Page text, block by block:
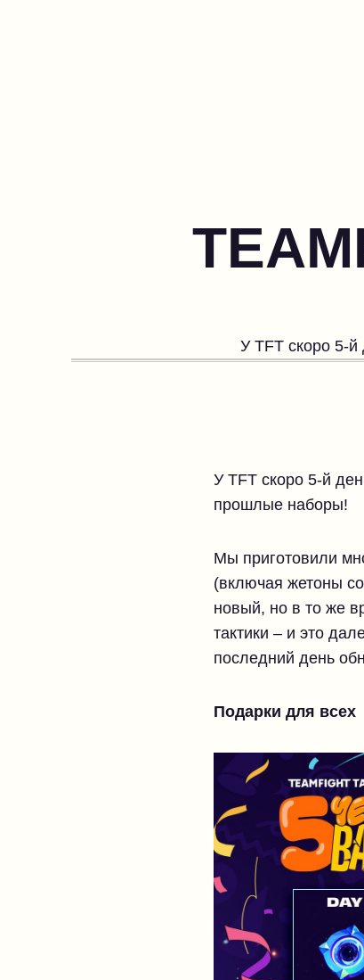
У TFT скоро 5-
У TFT скоро 5-й
прошлые наборы!
Мы приготовили
(включая жетоны
новый, но в то же
тактики – и это
последний день
Подарки для всех